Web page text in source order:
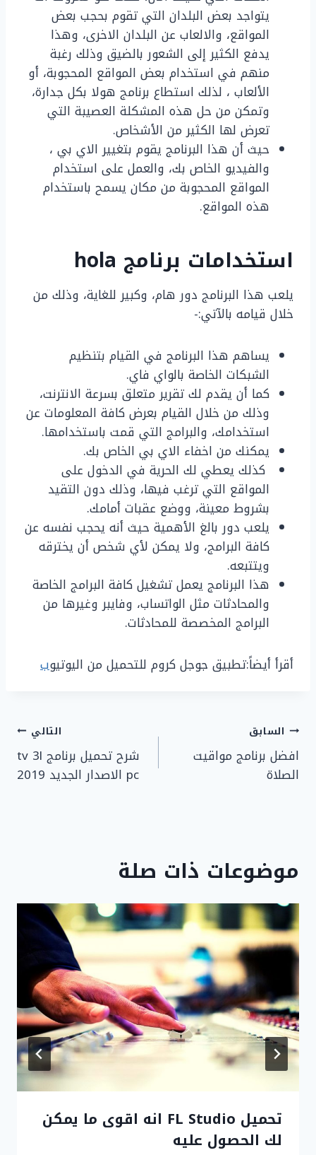
يتواجد بعض البلدان التي تقوم بحجب بعض
المواقع، والالعاب عن البلدان الاخرى، وهذا
يدفع الكثير إلى الشعور بالضيق وذلك رغبة
منهم في استخدام بعض المواقع المحجوبة، أو
الألعاب ، لذلك استطاع برنامج هولا بكل جدارة،
وتمكن من حل هذه المشكلة العصيبة التي
تعرض لها الكثير من الأشخاص.
حيث أن هذا البرنامج يقوم بتغيير الاي بي ،
والفيديو الخاص بك، والعمل على استخدام
المواقع المحجوبة من مكان يسمح باستخدام
هذه المواقع.
استخدامات برنامج hola
يلعب هذا البرنامج دور هام، وكبير للغاية، وذلك من
خلال قيامه بالآتي:-
يساهم هذا البرنامج في القيام بتنظيم
الشبكات الخاصة بالواي فاي.
كما أن يقدم لك تقرير متعلق بسرعة الانترنت،
وذلك من خلال القيام بعرض كافة المعلومات عن
استخدامك، والبرامج التي قمت باستخدامها.
يمكنك من اخفاء الاي بي الخاص بك.
كذلك يعطي لك الحرية في الدخول على
المواقع التي ترغب فيها، وذلك دون التقيد
بشروط معينة، ووضع عقبات أمامك.
يلعب دور بالغ الأهمية حيث أنه يحجب نفسه عن
كافة البرامج، ولا يمكن لأي شخص أن يخترقه
ويتتبعه.
هذا البرنامج يعمل تشغيل كافة البرامج الخاصة
والمحادثات مثل الواتساب، وفايبر وغيرها من
البرامج المخصصة للمحادثات.
أقرأ أيضاً:تطبيق جوجل كروم للتحميل من اليوتيوب
تصفّح
المقالات
السابق
افضل برنامج مواقيت
الصلاة
التالي
شرح تحميل برنامج tv 3l
pc الاصدار الجديد 2019
موضوعات ذات صلة
تحميل FL Studio انه اقوى ما يمكن
لك الحصول عليه